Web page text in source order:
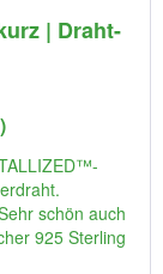
| Draht-
schön auch
925 Sterling